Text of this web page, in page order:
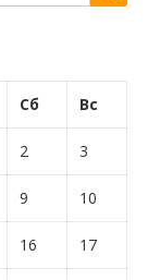
Сб Вс
2 3
9 10
16 17